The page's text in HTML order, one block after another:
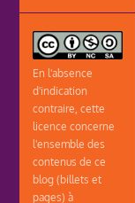
En l'absence
d'indication
contraire, cette
licence concerne
l'ensemble des
contenus de ce
blog (billets et
pages) à